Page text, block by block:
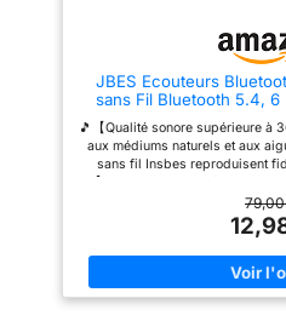
JBES Ecouteurs
sans Fil Bluetooth 5.4, 6
Basses Puissantes, 60H
IP5, Oreillette pour
🎵【Qualité sonore supérieure à
aux médiums naturels et aux
sans fil Insbes reproduisent
sonore large, claire et naturelle,
qui vous donne l'impression
parleurs de 13 mm de
composites en biofibre à
Bluetooth 5.4】Équipés de la
consommation d'énergie